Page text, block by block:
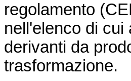
regolamento
nell'elenco di cui
derivanti da
trasformazione.